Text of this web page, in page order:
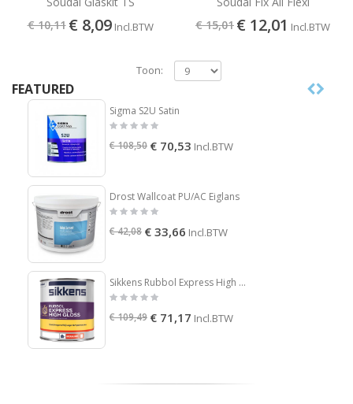
€ 10,11 € 8,09 Incl.BTW
€ 15,01 € 12,01 Incl.BTW
Toon:
FEATURED
Sigma S2U Satin
€ 108,50 € 70,53 Incl.BTW
Drost Wallcoat PU/AC Eiglans
€ 42,08 € 33,66 Incl.BTW
Sikkens Rubbol Express High Gloss
€ 109,49 € 71,17 Incl.BTW